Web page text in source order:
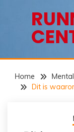
Home
Dit is